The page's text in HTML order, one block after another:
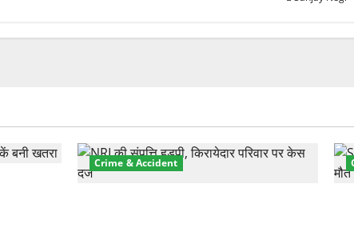
Crime & Accident